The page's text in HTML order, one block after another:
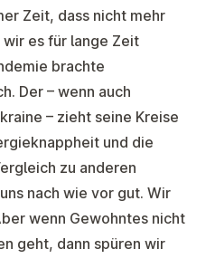
Zeit, dass nicht mehr
es für lange Zeit
brachte
Der – wenn auch
– zieht seine Kreise
und die
zu anderen
nach wie vor gut. Wir
wenn Gewohntes nicht
geht, dann spüren wir